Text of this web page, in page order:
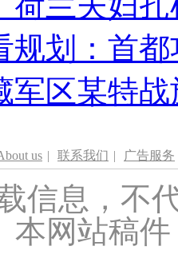
规划：首
军区某特
us | 联系我们 | 广告服务
信息，不
本网站稿